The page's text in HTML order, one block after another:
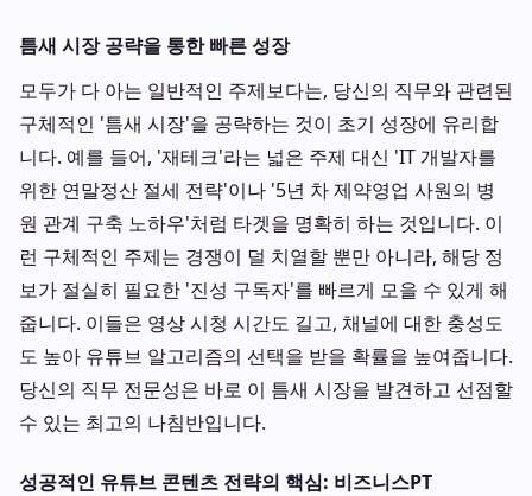
틈새 시장 공략을 통한 빠른 성장
모두가 다 아는 일반적인 주제보다는, 당신의 직무와 관련된
구체적인 '틈새 시장'을 공략하는 것이 초기 성장에 유리합
니다. 예를 들어, '재테크'라는 넓은 주제 대신 'IT 개발자를
위한 연말정산 절세 전략'이나 '5년 차 제약영업 사원의 병
원 관계 구축 노하우'처럼 타겟을 명확히 하는 것입니다. 이
런 구체적인 주제는 경쟁이 덜 치열할 뿐만 아니라, 해당 정
보가 절실히 필요한 '진성 구독자'를 빠르게 모을 수 있게 해
줍니다. 이들은 영상 시청 시간도 길고, 채널에 대한 충성도
도 높아 유튜브 알고리즘의 선택을 받을 확률을 높여줍니다.
당신의 직무 전문성은 바로 이 틈새 시장을 발견하고 선점할
수 있는 최고의 나침반입니다.
성공적인 유튜브 콘텐츠 전략의 핵심: 비즈니스PT